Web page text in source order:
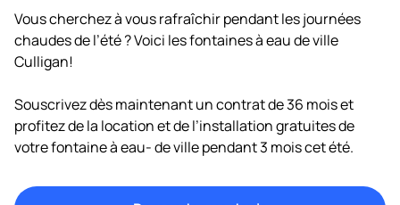
Vous cherchez à vous rafraîchir pendant les journées
chaudes de l’été ? Voici les fontaines à eau de ville
Culligan!
Souscrivez dès maintenant un contrat de 36 mois et
profitez de la location et de l’installation gratuites de
votre fontaine à eau- de ville pendant 3 mois cet été.